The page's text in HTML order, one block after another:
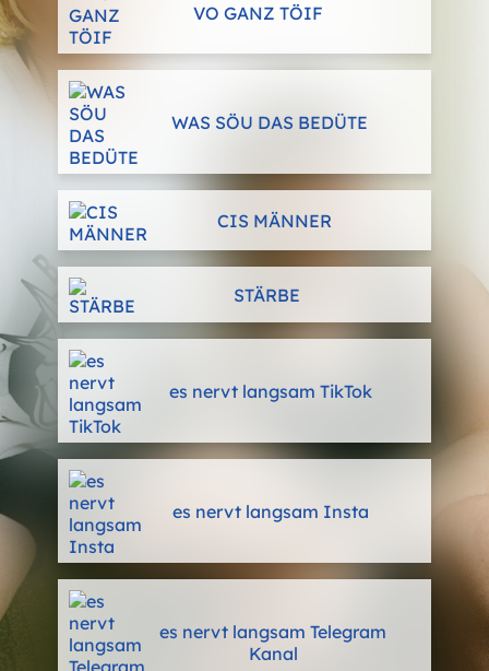
VO GANZ TÖIF
WAS SÖU DAS BEDÜTE
CIS MÄNNER
STÄRBE
es nervt langsam TikTok
es nervt langsam Insta
es nervt langsam Telegram
Kanal